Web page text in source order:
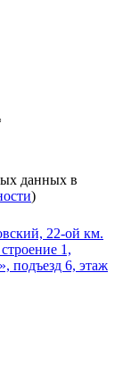
данных в
)
22-ой км.
1,
подъезд 6, этаж